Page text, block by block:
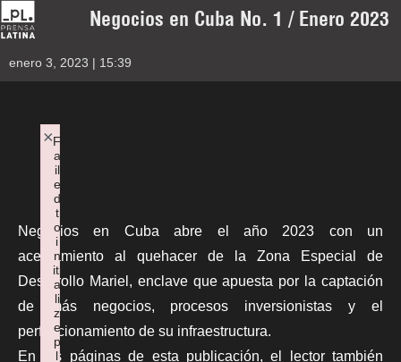
Negocios en Cuba No. 1 / Enero 2023
enero 3, 2023 | 15:39
Negocios en Cuba abre el año 2023 con un
acercamiento al quehacer de la Zona Especial de
Desarrollo Mariel, enclave que apuesta por la captación
de más negocios, procesos inversionistas y el
perfeccionamiento de su infraestructura.
En las páginas de esta publicación, el lector también
F
a
il
e
d
t
o
i
n
iti
a
li
z
e
p
l
×